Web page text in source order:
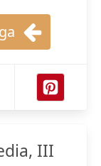
III